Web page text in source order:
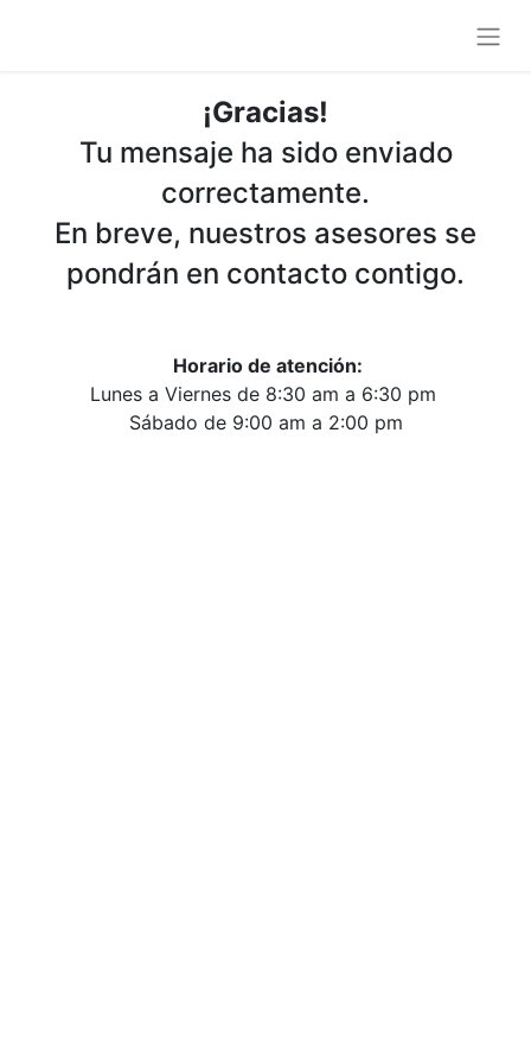
¡Gracias!
Tu mensaje ha sido enviado
correctamente.
En breve, nuestros asesores se
pondrán en contacto contigo.
Horario de atención:
Lunes a Viernes de 8:30 am a 6:30 pm
Sábado de 9:00 am a 2:00 pm